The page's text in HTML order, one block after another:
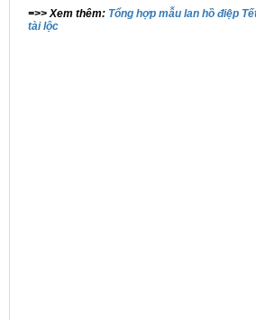
=>> Xem thêm: Tổng hợp mẫu lan hồ điệp
tài lộc